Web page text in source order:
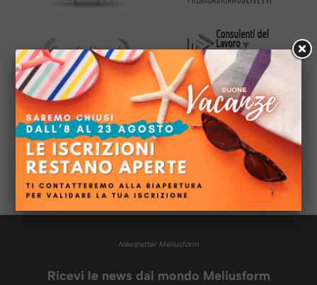
Si sono fidati di noi
Newsletter Meliusform
Ricevi le news dal mondo Meliusform